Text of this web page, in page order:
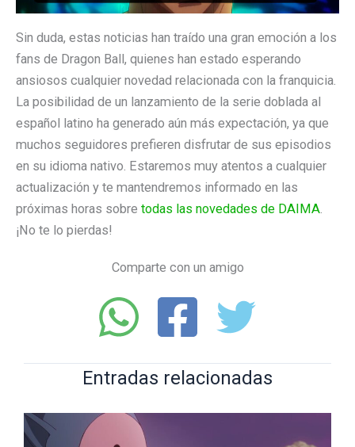
Sin duda, estas noticias han traído una gran emoción a los
fans de Dragon Ball, quienes han estado esperando
ansiosos cualquier novedad relacionada con la franquicia.
La posibilidad de un lanzamiento de la serie doblada al
español latino ha generado aún más expectación, ya que
muchos seguidores prefieren disfrutar de sus episodios
en su idioma nativo. Estaremos muy atentos a cualquier
actualización y te mantendremos informado en las
próximas horas sobre todas las novedades de DAIMA
¡No te lo pierdas!
Comparte con un amigo
Entradas relacionadas